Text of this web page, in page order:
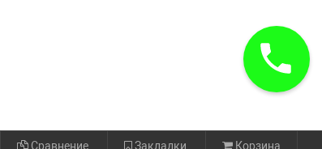
Сравнение Закладки Корзина